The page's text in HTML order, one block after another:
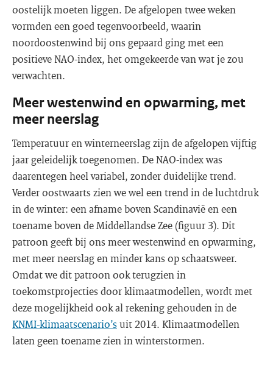
oostelijk moeten liggen. De afgelopen twee weken
vormden een goed tegenvoorbeeld, waarin
noordoostenwind bij ons gepaard ging met een
positieve NAO-index, het omgekeerde van wat je zou
verwachten.
Meer westenwind en opwarming, met
meer neerslag
Temperatuur en winterneerslag zijn de afgelopen vijftig
jaar geleidelijk toegenomen. De NAO-index was
daarentegen heel variabel, zonder duidelijke trend.
Verder oostwaarts zien we wel een trend in de luchtdruk
in de winter: een afname boven Scandinavië en een
toename boven de Middellandse Zee (figuur 3). Dit
patroon geeft bij ons meer westenwind en opwarming,
met meer neerslag en minder kans op schaatsweer.
Omdat we dit patroon ook terugzien in
toekomstprojecties door klimaatmodellen, wordt met
deze mogelijkheid ook al rekening gehouden in de
KNMI-klimaatscenario’suit 2014. Klimaatmodellen
laten geen toename zien in winterstormen.